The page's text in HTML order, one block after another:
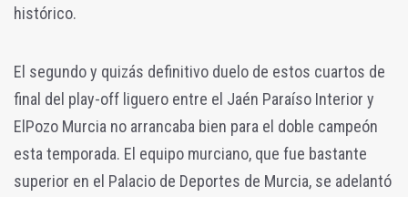
histórico.
El segundo y quizás definitivo duelo de estos cuartos de
final del play-off liguero entre el Jaén Paraíso Interior y
ElPozo Murcia no arrancaba bien para el doble campeón
esta temporada. El equipo murciano, que fue bastante
superior en el Palacio de Deportes de Murcia, se adelantó